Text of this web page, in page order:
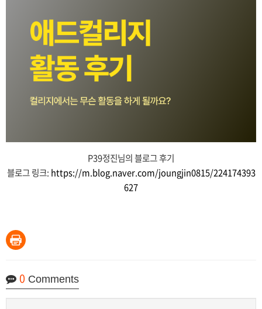
P39정진님의 블로그 후기
블로그 링크: https://m.blog.naver.com/joungjin0815/224174393
627
0 Comments